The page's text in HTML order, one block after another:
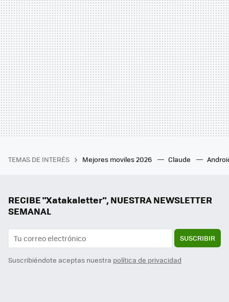
TEMAS DE INTERÉS Mejores moviles 2026 Claude
RECIBE "Xatakaletter", NUESTRA NEWSLETTER
SEMANAL
SUSCRIBIR
Suscribiéndote aceptas nuestra política de privacidad